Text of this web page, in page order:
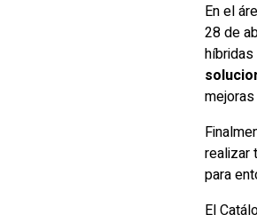
En el
28 de
realizar
para
El